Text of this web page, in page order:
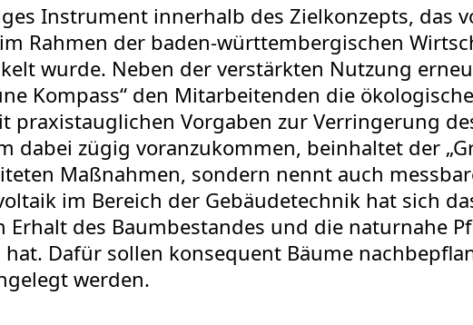
Instrument innerhalb des Zielkonzepts, das
Rahmen der baden-württembergischen
wurde. Neben der verstärkten Nutzung
Kompass“ den Mitarbeitenden die
Vorgaben zur Verringerung
dabei zügig voranzukommen, beinhaltet der
Maßnahmen, sondern nennt auch
im Bereich der Gebäudetechnik hat sich
des Baumbestandes und die naturnahe
Dafür sollen konsequent Bäume
werden.